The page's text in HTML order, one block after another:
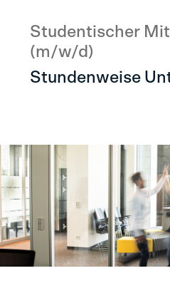
Studentischer
(m/w/d)
Stundenweise